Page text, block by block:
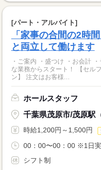
[パート・アルバイト]
「家事の合間の2時
と両立して働けます
・ご案内 ・盛つけ ・お会計
な業務からスタート！ 【セルフオーダー導入なので接客がカンタ
ン】 注文はお客様...
ホールスタッフ
千葉県茂原市/茂原駅
時給1,200円～1,500円
00：00〜00：00 ※1日
シフト制